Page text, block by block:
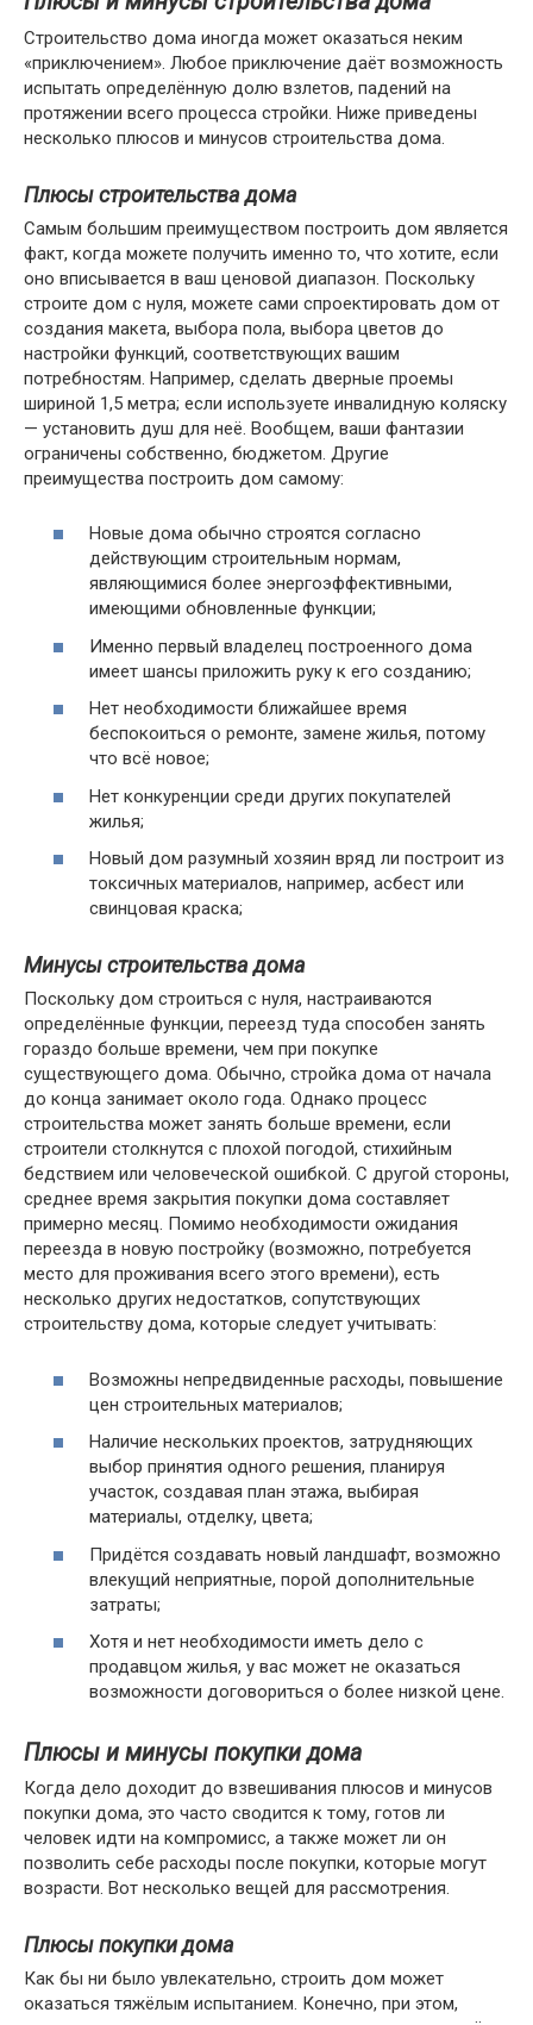
Строительство дома иногда может оказаться неким
«приключением». Любое приключение даёт возможность
испытать определённую долю взлетов, падений на
протяжении всего процесса стройки. Ниже приведены
несколько плюсов и минусов строительства дома.
Плюсы строительства дома
Самым большим преимуществом построить дом является
факт, когда можете получить именно то, что хотите, если
оно вписывается в ваш ценовой диапазон. Поскольку
строите дом с нуля, можете сами спроектировать дом от
создания макета, выбора пола, выбора цветов до
настройки функций, соответствующих вашим
потребностям. Например, сделать дверные проемы
шириной 1,5 метра; если используете инвалидную коляску
— установить душ для неё. Вообщем, ваши фантазии
ограничены собственно, бюджетом. Другие
преимущества построить дом самому:
Новые дома обычно строятся согласно
действующим строительным нормам,
являющимися более энергоэффективными,
имеющими обновленные функции;
Именно первый владелец построенного дома
имеет шансы приложить руку к его созданию;
Нет необходимости ближайшее время
беспокоиться о ремонте, замене жилья, потому
что всё новое;
Нет конкуренции среди других покупателей
жилья;
Новый дом разумный хозяин вряд ли построит из
токсичных материалов, например, асбест или
свинцовая краска;
Минусы строительства дома
Поскольку дом строиться с нуля, настраиваются
определённые функции, переезд туда способен занять
гораздо больше времени, чем при покупке
существующего дома. Обычно, стройка дома от начала
до конца занимает около года. Однако процесс
строительства может занять больше времени, если
строители столкнутся с плохой погодой, стихийным
бедствием или человеческой ошибкой. С другой стороны,
среднее время закрытия покупки дома составляет
примерно месяц. Помимо необходимости ожидания
переезда в новую постройку (возможно, потребуется
место для проживания всего этого времени), есть
несколько других недостатков, сопутствующих
строительству дома, которые следует учитывать:
Возможны непредвиденные расходы, повышение
цен строительных материалов;
Наличие нескольких проектов, затрудняющих
выбор принятия одного решения, планируя
участок, создавая план этажа, выбирая
материалы, отделку, цвета;
Придётся создавать новый ландшафт, возможно
влекущий неприятные, порой дополнительные
затраты;
Хотя и нет необходимости иметь дело с
продавцом жилья, у вас может не оказаться
возможности договориться о более низкой цене.
Плюсы и минусы покупки дома
Когда дело доходит до взвешивания плюсов и минусов
покупки дома, это часто сводится к тому, готов ли
человек идти на компромисс, а также может ли он
позволить себе расходы после покупки, которые могут
возрасти. Вот несколько вещей для рассмотрения.
Плюсы покупки дома
Как бы ни было увлекательно, строить дом может
оказаться тяжёлым испытанием. Конечно, при этом,